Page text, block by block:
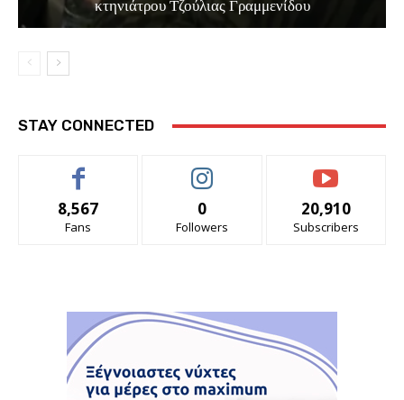
κτηνιάτρου Τζούλιας Γραμμενίδου
STAY CONNECTED
8,567
Fans
0
Followers
20,910
Subscribers